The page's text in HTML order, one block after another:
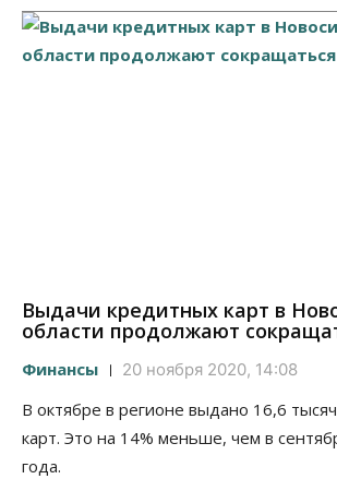
Выдачи кредитных карт в
области продолжают
Финансы 20 ноября 2020, 14:08
В октябре в регионе выдано 16,6
карт. Это на 14% меньше, чем в
года.